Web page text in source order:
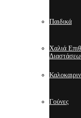
Παιδικά
Χαλιά
Γούνες